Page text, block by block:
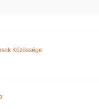
Közössége